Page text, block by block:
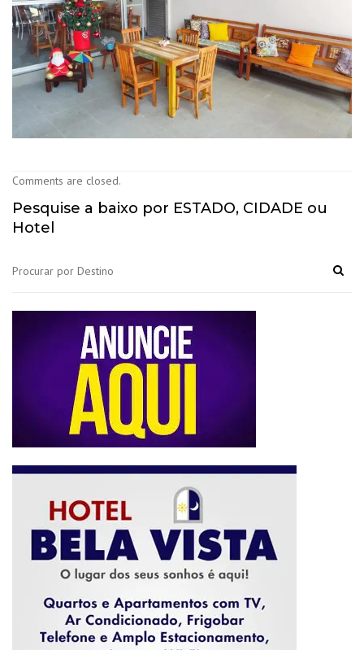
Comments are closed.
Pesquise a baixo por ESTADO, CIDADE ou
Hotel